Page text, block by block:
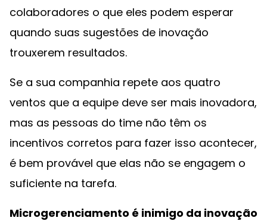
colaboradores o que eles podem esperar
quando suas sugestões de inovação
trouxerem resultados.
Se a sua companhia repete aos quatro
ventos que a equipe deve ser mais inovadora,
mas as pessoas do time não têm os
incentivos corretos para fazer isso acontecer,
é bem provável que elas não se engagem o
suficiente na tarefa.
Microgerenciamento é inimigo da inovação